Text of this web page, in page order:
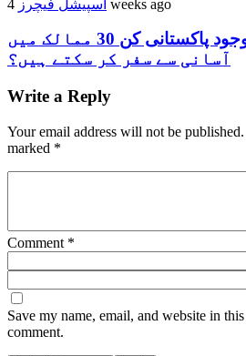
اسپیشل فیچرز 4 weeks ago
کمزور پاسپورٹ کے باوجود پاکستانی کن 30 ممالک میں
آسانی سے سفر کر سکتے ہیں؟
Write a Reply
Your email address will not be published.
marked *
Comment *
Save my name, email, and website in
comment.